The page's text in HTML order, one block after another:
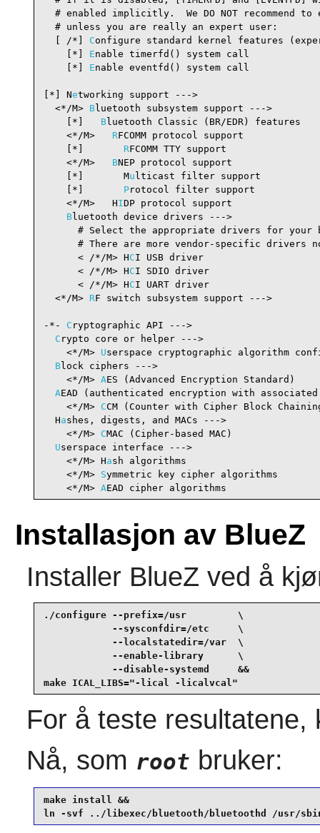
# enabled implicitly.  We DO NOT recommend to
  # unless you are really an expert user:
  [ /*]
Configure standard kernel features
    [*]
Enable timerfd() system call
    [*]
Enable eventfd() system call
[*] Networking support --->
  <*/M>
Bluetooth subsystem support ---
    [*]
Bluetooth Classic (BR/EDR)
    <*/M>
RFCOMM protocol support
    [*]
RFCOMM TTY support
    <*/M>
BNEP protocol support
    [*]       M
ulticast filter support
    [*]
Protocol filter support
    <*/M>   H
IDP protocol support
Bluetooth device drivers --->
# Select the appropriate drivers for your
# There are more vendor-specific drivers
      < /*/M> H
CI USB driver
      < /*/M> H
CI SDIO driver
      < /*/M> H
CI UART driver
  <*/M>
RF switch subsystem support --->
-*- C ryptographic API --->
C rypto core or helper --->
    <*/M>
Userspace cryptographic algorithm
Block ciphers --->
    <*/M>
AES (Advanced Encryption
AEAD (authenticated encryption with
    <*/M>
CCM (Counter with Cipher Block
  H
ashes, digests, and MACs --->
    <*/M>
CMAC (Cipher-based MAC)
Userspace interface --->
    <*/M> H
ash algorithms
    <*/M>
Symmetric key cipher algorithms
    <*/M>
AEAD cipher algorithms
Installasjon av BlueZ
Installer BlueZ ved å
./configure --prefix=/usr         \
            --sysconfdir=/etc     \
            --localstatedir=/var  \
            --enable-library      \
            --disable-systemd     &&
make ICAL_LIBS="-lical -licalvcal"
For å teste
Nå, som root bruker:
make install &&
ln -svf ../libexec/bluetooth/bluetoothd /usr/